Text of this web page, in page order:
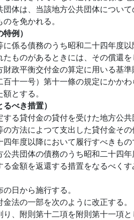
体は、当該地方公共団体につい
を免かれる。
例）
に係る債務のうち昭和二十四年度
ものがあるときには、その償還
政平衡交付金の算定に用いる基
十一号）第十一條の規定にかか
とする。
べき措置）
する貸付金の貸付を受けた地方公
方法によつて支出した貸付金そ
年度以降において履行すべきも
共団体の債務のうち昭和二十四
る金額を返還する措置をなるべく
日から施行する。
法の一部を次のように改正する。
り、附則第十二項を附則第十一項